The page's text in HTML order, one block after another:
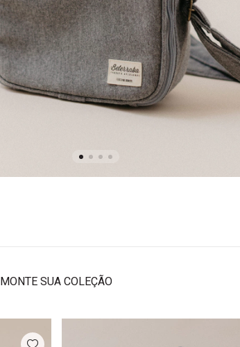
MONTE SUA COLEÇÃO